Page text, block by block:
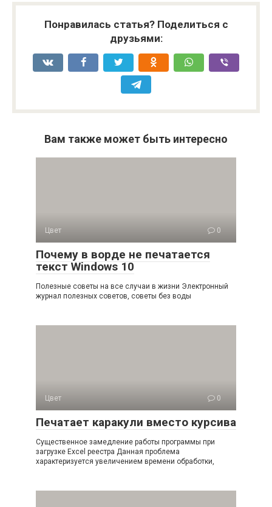
Понравилась статья? Поделиться с
друзьями:
Вам также может быть интересно
Цвет 0
Почему в ворде не печатается
текст Windows 10
Полезные советы на все случаи в жизни Электронный
журнал полезных советов, советы без воды
Цвет 0
Печатает каракули вместо курсива
Существенное замедление работы программы при
загрузке Excel реестра Данная проблема
характеризуется увеличением времени обработки,